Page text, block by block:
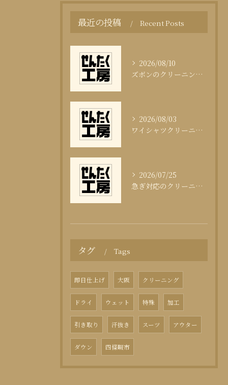
最近の投稿 Recent Posts
2026/08/10
ズボンのクリーニング頻度と適切な目安
2026/08/03
ワイシャツクリーニング頻度と清潔感の科学
2026/07/25
急ぎ対応のクリーニング即日サービスの秘訣
タグ Tags
即日仕上げ 大阪 クリーニング
ドライ ウェット 特殊 加工
引き取り 汗抜き スーツ アウター
ダウン 四條畷市